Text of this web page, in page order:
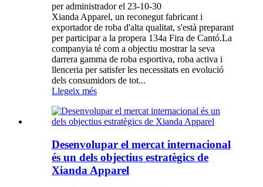
per administrador el 23-10-30
Xianda Apparel, un reconegut fabricant i
exportador de roba d'alta qualitat, s'està preparant
per participar a la propera 134a Fira de Cantó.La
companyia té com a objectiu mostrar la seva
darrera gamma de roba esportiva, roba activa i
llenceria per satisfer les necessitats en evolució
dels consumidors de tot...
Llegeix més
Desenvolupar el mercat internacional
és un dels objectius estratègics de
Xianda Apparel